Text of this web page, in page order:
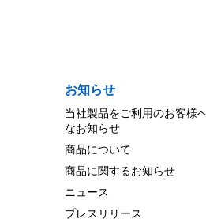
お知らせ
当社製品をご利用のお客様
なお知らせ
商品について
商品に関するお知らせ
ニュース
プレスリリース